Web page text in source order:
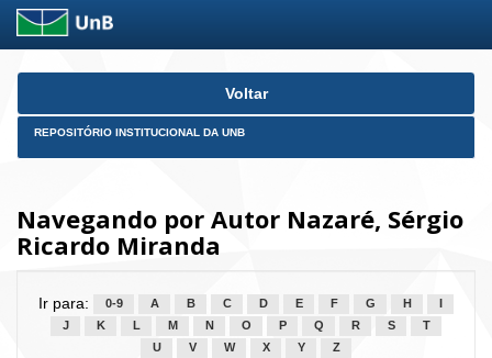
Skip
Voltar
REPOSITÓRIO INSTITUCIONAL DA UNB
Navegando por Autor Nazaré, Sérgio
Ricardo Miranda
Ir para: 0-9 A B C D E F G H
J
K L M N O P Q R S
T
U
V W X Y Z